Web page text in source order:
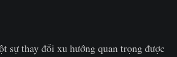
sự thay đổi xu hướng quan trọng được